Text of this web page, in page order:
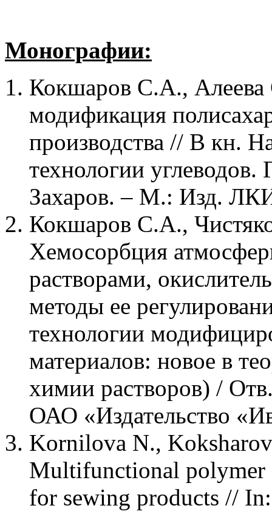
Монографии:
Кокшаров С.А.,
модификация
производства // В кн.
технологии
Захаров. – М.: Изд.
Кокшаров С.А.,
Хемосорбция
растворами,
методы ее
технологии
материалов: новое в
химии растворов) /
ОАО «Издательство
Kornilova N.,
Multifunctional polymer
for sewing products //